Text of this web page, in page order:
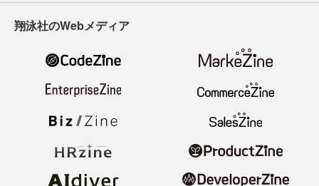
翔泳社のWebメディア